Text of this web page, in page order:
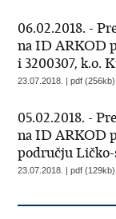
06.02.2018. -
na ID ARKOD
i 3200307, k.o.
23.07.2018. | pdf (256kb)
05.02.2018. -
na ID ARKOD
području
23.07.2018. | pdf (129kb)